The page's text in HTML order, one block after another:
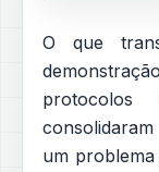
O que
um